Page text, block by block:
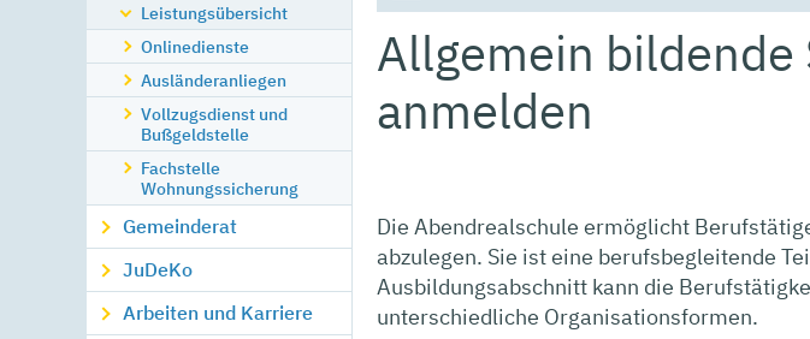
Leistungsübersicht
Onlinedienste
Ausländeranliegen
Vollzugsdienst und
Bußgeldstelle
Fachstelle
Wohnungssicherung
Gemeinderat
JuDeKo
Arbeiten und Karriere
Allgemein bildende
anmelden
Die Abendrealschule ermöglicht
abzulegen. Sie ist eine berufsbegleitende
Ausbildungsabschnitt kann die
unterschiedliche Organisationsformen.